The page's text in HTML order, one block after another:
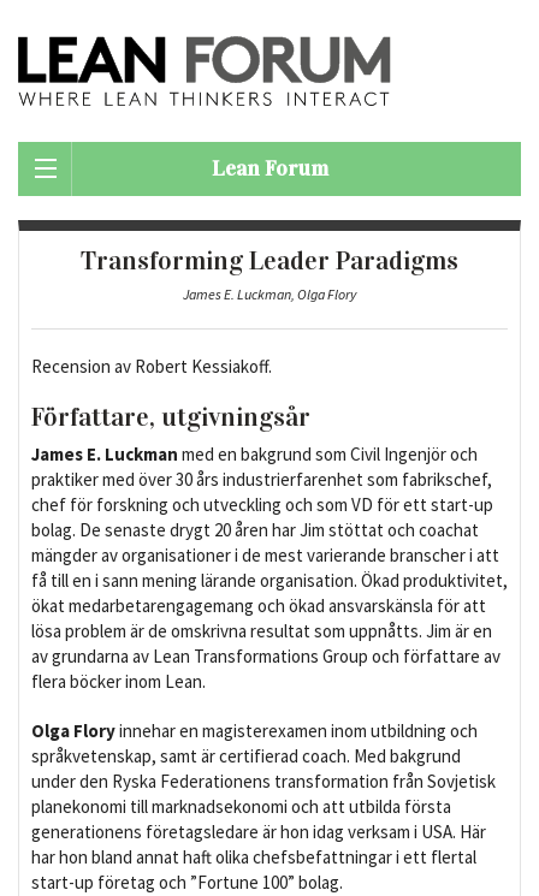
Lean Forum
Transforming Leader Paradigms
James E. Luckman, Olga Flory
Recension av Robert Kessiakoff.
Författare, utgivningsår
James E. Luckman med en bakgrund som Civil Ingenjör och
praktiker med över 30 års industrierfarenhet som fabrikschef,
chef för forskning och utveckling och som VD för ett start-up
bolag. De senaste drygt 20 åren har Jim stöttat och coachat
mängder av organisationer i de mest varierande branscher i att
få till en i sann mening lärande organisation. Ökad produktivitet,
ökat medarbetarengagemang och ökad ansvarskänsla för att
lösa problem är de omskrivna resultat som uppnåtts. Jim är en
av grundarna av Lean Transformations Group och författare av
flera böcker inom Lean.
Olga Floryinnehar en magisterexamen inom utbildning och
språkvetenskap, samt är certifierad coach. Med bakgrund
under den Ryska Federationens transformation från Sovjetisk
planekonomi till marknadsekonomi och att utbilda första
generationens företagsledare är hon idag verksam i USA. Här
har hon bland annat haft olika chefsbefattningar i ett flertal
start-up företag och ”Fortune 100” bolag.